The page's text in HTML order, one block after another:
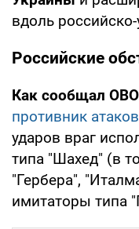
вдоль
Российские
Как сообщал
противник
ударов враг
типа "Шахед" (в
"Гербера",
имитаторы типа